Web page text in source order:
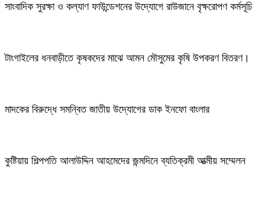
সাংবাদিক সুরক্ষা ও কল্যাণ ফাউন্ডেশনের উদ্যোগে রাউজানে বৃক্ষরোপণ কর্মসূচি
টাংগাইলের ধনবাড়ীতে কৃষকদের মাঝে আমন মৌসুমের কৃষি উপকরণ বিতরণ।
মাদকের বিরুদ্ধে সমন্বিত জাতীয় উদ্যোগের ডাক ইনফো বাংলার
কুষ্টিয়ায় শিল্পপতি আলাউদ্দিন আহমেদের জন্মদিনে ব্যতিক্রমী আত্মীয় সম্মেলন